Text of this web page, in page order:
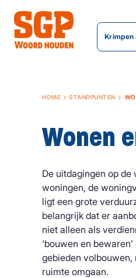
Krimpen
HOME STANDPUNTEN
Wonen
De uitdagingen op
woningen, de
ligt een grote
belangrijk dat er
niet alleen als
‘bouwen en
gebieden
ruimte omgaan.